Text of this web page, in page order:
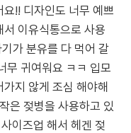
!! 디자인도 너무 예쁘
이유식통으로 사용
가 분유를 다 먹어 갈
무 귀여워요 ㅋㅋ 입모
지 않게 조심 해야해
은 젖병을 사용하고 있
이즈업 해서 헤겐 젖